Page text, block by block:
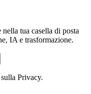
tua casella di posta
IA e trasformazione.
Privacy.